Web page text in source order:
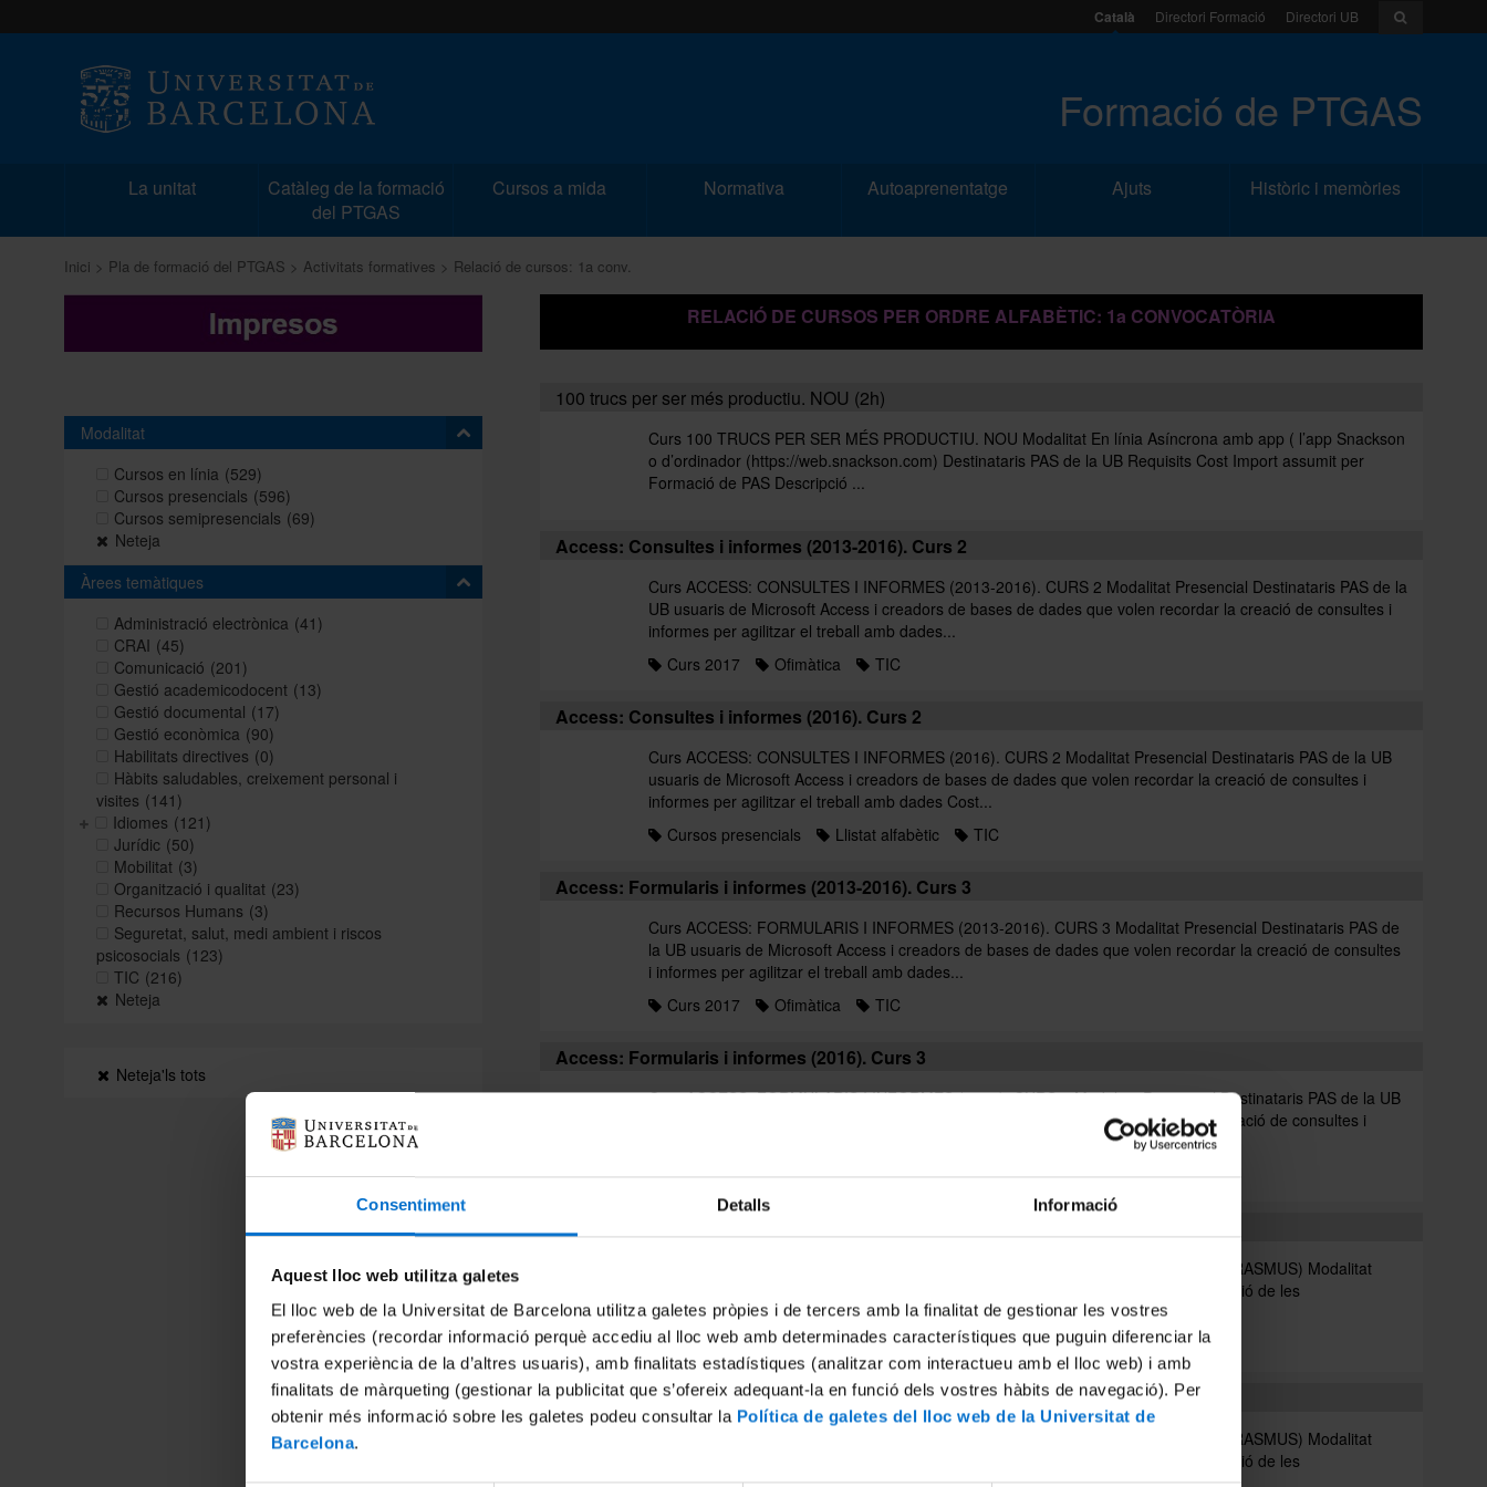
Consentiment Detalls Informació
Aquest lloc web utilitza galetes
El lloc web de la Universitat de Barcelona utilitza galetes pròpies i de tercers amb la finalitat de gestionar les vostres
preferències (recordar informació perquè accediu al lloc web amb determinades característiques que puguin diferenciar la
vostra experiència de la d’altres usuaris), amb finalitats estadístiques (analitzar com interactueu amb el lloc web) i amb
finalitats de màrqueting (gestionar la publicitat que s’ofereix adequant-la en funció dels vostres hàbits de navegació). Per
obtenir més informació sobre les galetes podeu consultar la Política de galetes del lloc web de la Universitat de
Barcelona.
Català Directori Formació Directori UB
Formació de PTGAS
La unitat
Catàleg de la formació
del PTGAS
Cursos a mida Normativa Autoaprenentatge Ajuts Històric i memòries
Inici Pla de formació del PTGAS Activitats formatives Relació de cursos: 1a conv.
Modalitat
Cursos en línia (529)
Cursos presencials (596)
Cursos semipresencials (69)
Neteja
Àrees temàtiques
Administració electrònica (41)
CRAI (45)
Comunicació (201)
Gestió academicodocent (13)
Gestió documental (17)
Gestió econòmica (90)
Habilitats directives (0)
Hàbits saludables, creixement personal i
visites (141)
Idiomes (121)
Jurídic (50)
Mobilitat (3)
Organització i qualitat (23)
Recursos Humans (3)
Seguretat, salut, medi ambient i riscos
psicosocials (123)
TIC (216)
Neteja
Neteja'ls tots
RELACIÓ DE CURSOS PER ORDRE ALFABÈTIC: 1a CONVOCATÒRIA
100 trucs per ser més productiu. NOU (2h)
Curs 100 TRUCS PER SER MÉS PRODUCTIU. NOU Modalitat En línia Asíncrona amb app ( l’app Snackson
o d’ordinador (https://web.snackson.com) Destinataris PAS de la UB Requisits Cost Import assumit per
Formació de PAS Descripció ...
Access: Consultes i informes (2013-2016). Curs 2
Curs ACCESS: CONSULTES I INFORMES (2013-2016). CURS 2 Modalitat Presencial Destinataris PAS de la
UB usuaris de Microsoft Access i creadors de bases de dades que volen recordar la creació de consultes i
informes per agilitzar el treball amb dades...
Curs 2017
Ofimàtica TIC
Access: Consultes i informes (2016). Curs 2
Curs ACCESS: CONSULTES I INFORMES (2016). CURS 2 Modalitat Presencial Destinataris PAS de la UB
usuaris de Microsoft Access i creadors de bases de dades que volen recordar la creació de consultes i
informes per agilitzar el treball amb dades Cost...
Cursos presencials
Llistat alfabètic TIC
Access: Formularis i informes (2013-2016). Curs 3
Curs ACCESS: FORMULARIS I INFORMES (2013-2016). CURS 3 Modalitat Presencial Destinataris PAS de
la UB usuaris de Microsoft Access i creadors de bases de dades que volen recordar la creació de consultes
i informes per agilitzar el treball amb dades...
Curs 2017
Ofimàtica TIC
Access: Formularis i informes (2016). Curs 3
Curs ACCESS: FORMULARIS I INFORMES (2016). CURS 3 Modalitat Presencial Destinataris PAS de la UB
usuaris de Microsoft Access i creadors de bases de dades que volen recordar la creació de consultes i
Cursos presencials
Llistat alfabètic TIC
Anglès per a usos administratius en un àmbit internacional (Erasmus)
Curs ANGLÈS PER A USOS ADMINISTRATIUS EN UN ÀMBIT INTERNACIONAL (ERASMUS) Modalitat
Presencial Cost Activitat finançada en el marc de l'Acord de Formació per a l'Ocupació de les
Administracions Públiques (AFEDAP) i les organitzacions sindicals...
Anglès
Curs 2017 Idiomes
Anglès per a usos administratius en un àmbit internacional (Erasmus)
Curs ANGLÈS PER A USOS ADMINISTRATIUS EN UN ÀMBIT INTERNACIONAL (ERASMUS) Modalitat
Presencial Cost Activitat finançada en el marc de l'Acord de Formació per a l'Ocupació de les
Administracions Públiques (AFEDAP) i les organitzacions sindicals...